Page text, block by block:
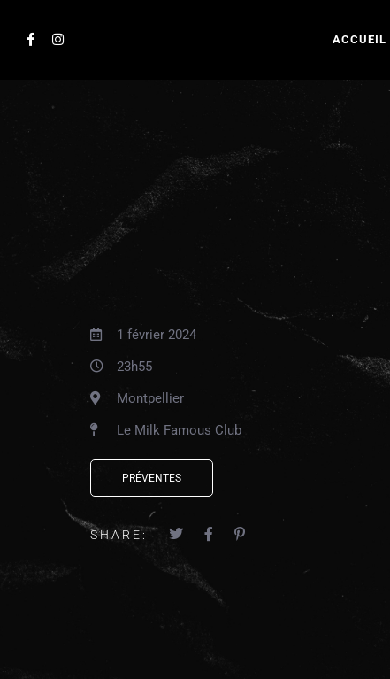
ACCUEIL
1 février 2024
23h55
Montpellier
Le Milk Famous Club
PRÉVENTES
SHARE: